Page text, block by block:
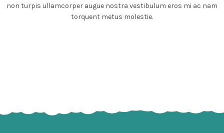
non turpis ullamcorper augue nostra vestibulum eros mi ac nam
torquent metus molestie.